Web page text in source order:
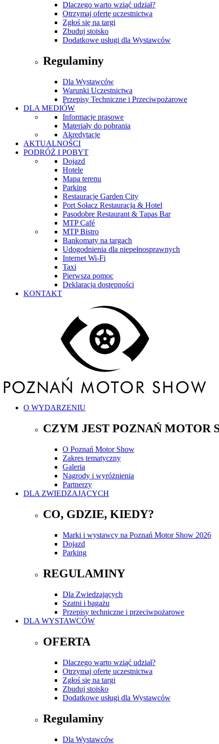
Dlaczego warto wziąć udział?
Otrzymaj ofertę uczestnictwa
Zgłoś się na targi
Zbuduj stoisko
Dodatkowe usługi dla Wystawców
Regulaminy
Dla Wystawców
Warunki Uczestnictwa
Przepisy Techniczne i Przeciwpożarowe
DLA MEDIÓW
Informacje prasowe
Materiały do pobrania
Akredytacje
AKTUALNOŚCI
PODRÓŻ I POBYT
Dojazd
Hotele
Mapa terenu
Parking
Restauracje Garden City
Port Sołacz Restauracja & Hotel
Pasodobre Restaurant & Tapas Bar
MTP Café
MTP Bistro
Bankomaty na targach
Udogodnienia dla niepełnosprawnych
Internet Wi-Fi
Taxi
Pierwsza pomoc
Deklaracja dostępności
KONTAKT
O WYDARZENIU
CZYM JEST POZNAŃ MOTOR
O Poznań Motor Show
Zakres tematyczny
Galeria
Nagrody i wyróżnienia
Partnerzy
DLA ZWIEDZAJĄCYCH
CO, GDZIE, KIEDY?
Marki i wystawcy na Poznań Motor Show 2026
Dojazd
Parking
REGULAMINY
Dla Zwiedzających
Szatni i bagażu
Przepisy techniczne i przeciwpożarowe
DLA WYSTAWCÓW
OFERTA
Dlaczego warto wziąć udział?
Otrzymaj ofertę uczestnictwa
Zgłoś się na targi
Zbuduj stoisko
Dodatkowe usługi dla Wystawców
Regulaminy
Dla Wystawców